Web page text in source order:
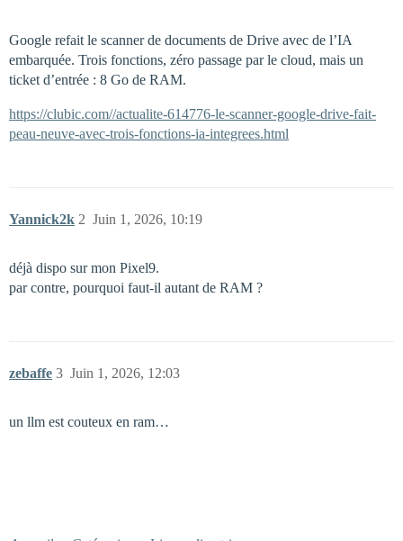
Google refait le scanner de documents de Drive avec de l’IA
embarquée. Trois fonctions, zéro passage par le cloud, mais un
ticket d’entrée : 8 Go de RAM.
https://clubic.com//actualite-614776-le-scanner-google-drive-fait-
peau-neuve-avec-trois-fonctions-ia-integrees.html
Yannick2k Juin 1, 2026, 10:19
2
déjà dispo sur mon Pixel9.
par contre, pourquoi faut-il autant de RAM ?
zebaffe Juin 1, 2026, 12:03
3
un llm est couteux en ram…